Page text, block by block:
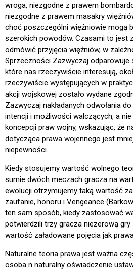
wroga, niezgodne z prawem
niezgodne z prawem masakry
choć poszczególni więźniowie mogą
szerokich powodów. Czasami to jest
odmówić przyjęcia więźniów, w
Sprzeczności Zazwyczaj odparowuje
które nas rzeczywiście interesują,
rzeczywiście występujących w
akcji wojskowej zostało wydane
Zazwyczaj nakładanych odwołania
intencji i możliwości walczących, a
koncepcji praw wojny, wskazując, że
dotycząca prawa wojennego jest
niepewności.
Kiedy stosujemy wartość wolnego
sumie dwóch meczach gracza na
ewolucji otrzymujemy taką wartość
zaufanie, honoru i Vengeance
ten sam sposób, kiedy zastosować
potwierdzili trzy gracza niezerową
wartość załadowane pojęcia jak
Naturalne teoria prawa jest ważna
osoba n naturalny oświadczenie